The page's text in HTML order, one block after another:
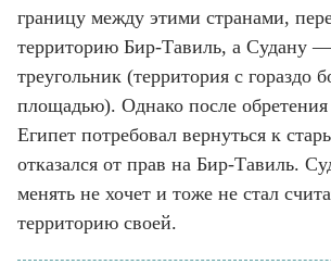
границу между этими странами,
территорию Бир-Тавиль, а Судану
треугольник (территория с гораздо
площадью). Однако после обретения
Египет потребовал вернуться к
отказался от прав на Бир-Тавиль.
менять не хочет и тоже не стал
территорию своей.